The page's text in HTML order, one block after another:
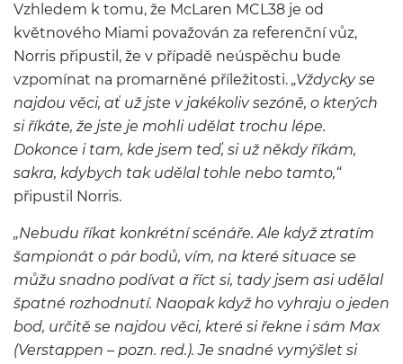
Vzhledem k tomu, že McLaren MCL38 je od
květnového Miami považován za referenční vůz,
Norris připustil, že v případě neúspěchu bude
vzpomínat na promarněné příležitosti. „Vždycky se
najdou věci, ať už jste v jakékoliv sezóně, o kterých
si říkáte, že jste je mohli udělat trochu lépe.
Dokonce i tam, kde jsem teď, si už někdy říkám,
sakra, kdybych tak udělal tohle nebo tamto,“
připustil Norris.
„Nebudu říkat konkrétní scénáře. Ale když ztratím
šampionát o pár bodů, vím, na které situace se
můžu snadno podívat a říct si, tady jsem asi udělal
špatné rozhodnutí. Naopak když ho vyhraju o jeden
bod, určitě se najdou věci, které si řekne i sám Max
(Verstappen – pozn. red.). Je snadné vymýšlet si